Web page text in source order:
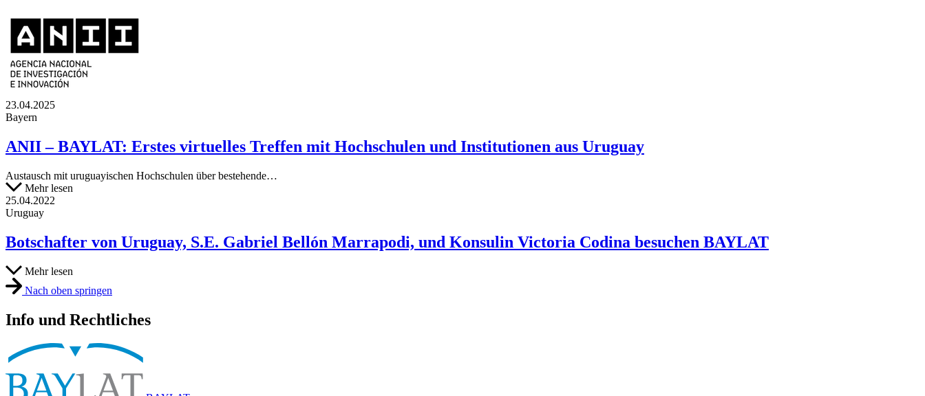
23.04.2025
Bayern
ANII – BAYLAT: Erstes virtuelles Treffen mit Hochschulen und Institutionen aus Uruguay
Austausch mit uruguayischen Hochschulen über bestehende…
Mehr lesen
25.04.2022
Uruguay
Botschafter von Uruguay, S.E. Gabriel Bellón Marrapodi, und Konsulin Victoria Codina besuchen BAYLAT
Mehr lesen
Nach oben springen
Info und Rechtliches